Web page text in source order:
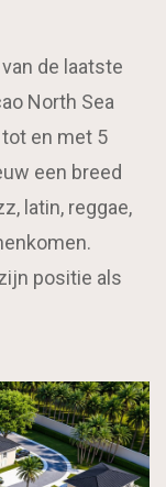
de laatste
North Sea
en met 5
een breed
latin, reggae,
positie als